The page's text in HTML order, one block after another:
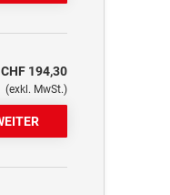
CHF 194,30
(exkl. MwSt.)